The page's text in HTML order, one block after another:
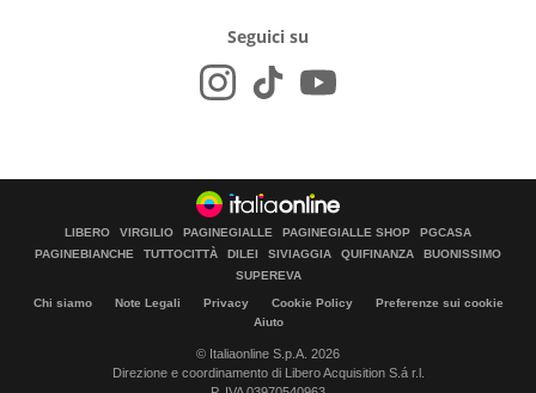
Seguici su
LIBERO VIRGILIO PAGINEGIALLE PAGINEGIALLE SHOP
PGCASA
PAGINEBIANCHE
TUTTOCITTÀ DILEI SIVIAGGIA QUIFINANZA
BUONISSIMO
SUPEREVA
Chi siamo Note Legali Privacy Cookie Policy
Preferenze sui cookie
Aiuto
© Italiaonline S.p.A. 2026
Direzione e coordinamento di Libero Acquisition S.á r.l.